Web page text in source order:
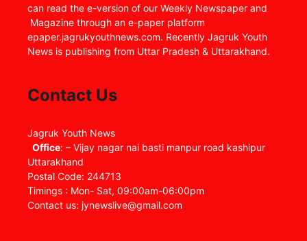
can read the e-version of our Weekly Newspaper and
Magazine through an e-paper platform
epaper.jagrukyouthnews.com. Recently Jagruk Youth
News is publishing from Uttar Pradesh & Uttarakhand.
Contact Us
Jagruk Youth News
Office: – Vijay nagar nai basti manpur road kashipur
Uttarakhand
Postal Code: 244713
Timings : Mon- Sat, 09:00am-06:00pm
Contact us: jynewslive@gmail.com